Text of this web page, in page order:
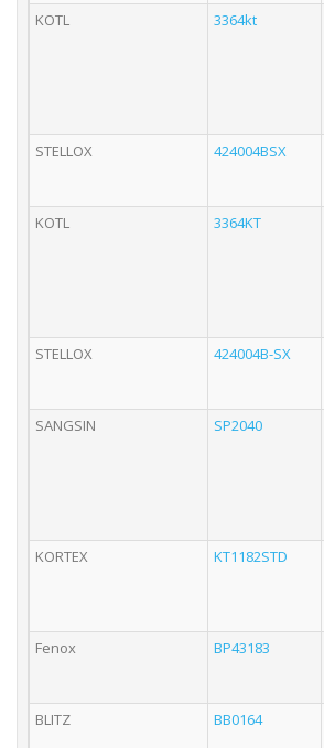
KOTL
3364kt
STELLOX
424004BSX
KOTL
3364KT
STELLOX
424004B-SX
SANGSIN
SP2040
KORTEX
KT1182STD
Fenox
BP43183
BLITZ
BB0164